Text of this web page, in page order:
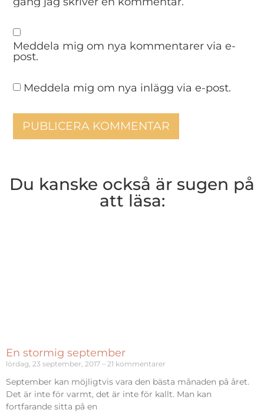
Meddela mig om nya kommentarer via e-
post.
Meddela mig om nya inlägg via e-post.
Du kanske också är sugen på
att läsa:
En stormig september
lördag, 23 september, 2017 21 kommentarer
September kan möjligtvis vara den bästa månaden på året.
Det är inte för varmt, det är inte för kallt. Man kan
fortfarande sitta på en